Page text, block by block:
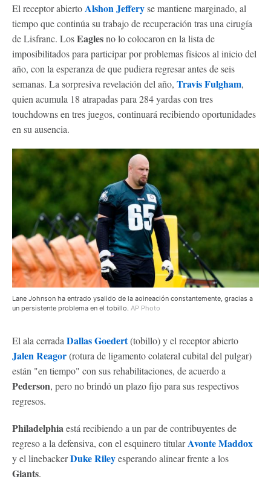
El receptor abiertoAlshon Jefferyse mantiene marginado, al
tiempo que continúa su trabajo de recuperación tras una cirugía
de Lisfranc. LosEaglesno lo colocaron en la lista de
imposibilitados para participar por problemas físicos al inicio del
año, con la esperanza de que pudiera regresar antes de seis
semanas. La sorpresiva revelación del año, Travis Fulgham,
quien acumula 18 atrapadas para 284 yardas con tres
touchdowns en tres juegos, continuará recibiendo oportunidades
en su ausencia.
Lane Johnson ha entrado ysalido de la aoineación constantemente, gracias a
un persistente problema en el tobillo. AP Photo
El ala cerrada Dallas Goedert(tobillo) y el receptor abierto
Jalen Reagor(rotura de ligamento colateral cubital del pulgar)
están "en tiempo" con sus rehabilitaciones, de acuerdo a
Pederson, pero no brindó un plazo fijo para sus respectivos
regresos.
Philadelphia está recibiendo a un par de contribuyentes de
regreso a la defensiva, con el esquinero titularAvonte Maddox
y el linebackerDuke Rileyesperando alinear frente a los
Giants.